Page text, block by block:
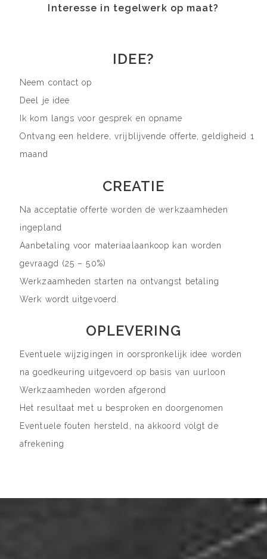
Interesse in tegelwerk op maat?
IDEE?
Neem contact op
Deel je idee
Ik kom langs voor gesprek en opname
Ontvang een heldere, vrijblijvende offerte, geldigheid 1
maand
CREATIE
Na acceptatie offerte worden de werkzaamheden
ingepland
Aanbetaling voor materiaalaankoop kan worden
gevraagd (25 – 50%)
Werkzaamheden starten na ontvangst betaling
Werk wordt uitgevoerd.
OPLEVERING
Eventuele wijzigingen in oorspronkelijk idee worden
na goedkeuring uitgevoerd op basis van uurloon
Werkzaamheden worden afgerond
Het resultaat met u besproken en doorgenomen
Eventuele fouten hersteld, na akkoord volgt de
afrekening